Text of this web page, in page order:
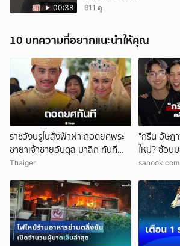
00:38 611 ดู
10 บทความที่อยากแนะนำให้คุณ
ราชวังบรูไนสั่งฟ้าผ่า ถอดยศพระ
ชายาเจ้าชายอับดุล มาลิก ทันที
อ้างพฤติกรรมกระทบพระเกียรติ
Thaiger
"กรีน อัษฎ
ใหม่? ซ้อน
หน้าคุ้นๆ
sanook.com